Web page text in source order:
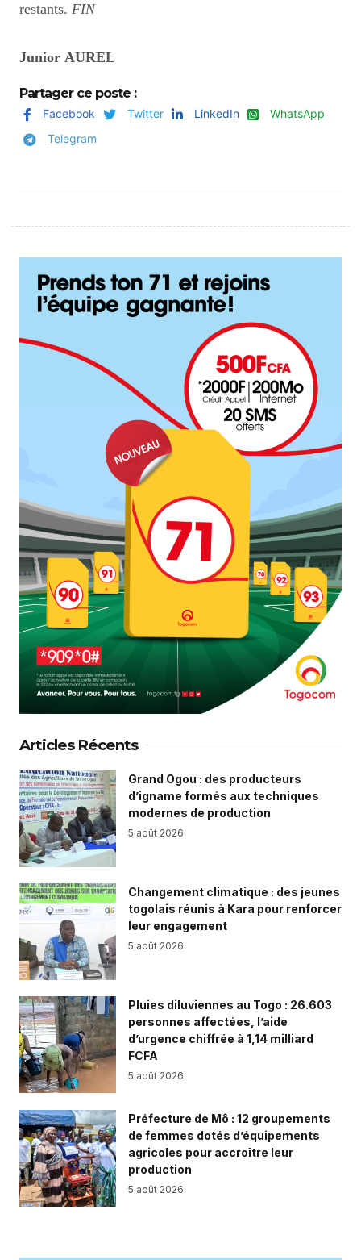
restants. FIN
Junior AUREL
Partager ce poste :
Facebook Twitter LinkedIn
WhatsApp
Telegram
Articles Récents
Grand Ogou : des producteurs
d’igname formés aux techniques
modernes de production
5 août 2026
Changement climatique : des jeunes
togolais réunis à Kara pour renforcer
leur engagement
5 août 2026
Pluies diluviennes au Togo : 26.603
personnes affectées, l’aide
d’urgence chiffrée à 1,14 milliard
FCFA
5 août 2026
Préfecture de Mô : 12 groupements
de femmes dotés d’équipements
agricoles pour accroître leur
production
5 août 2026